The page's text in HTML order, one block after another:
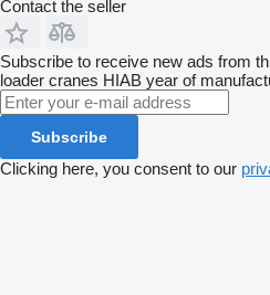
Contact the seller
Subscribe to receive new ads from
loader cranes HIAB year of
Subscribe
Clicking here, you consent to our